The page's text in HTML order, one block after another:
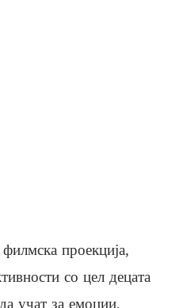
проекција,
со цел децата
учат за емоции,